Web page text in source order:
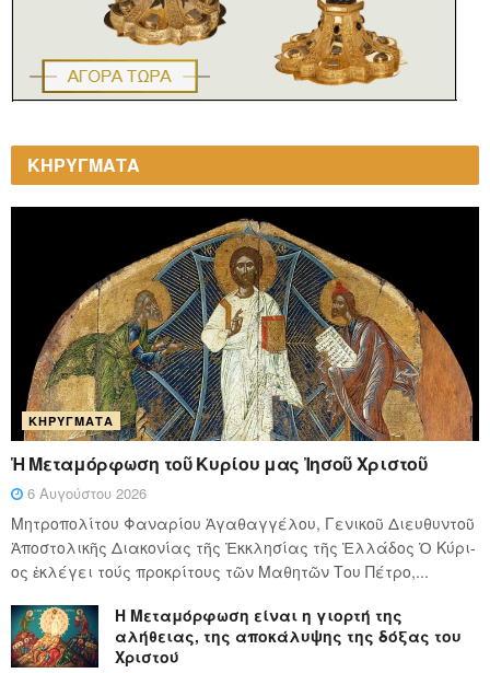
ΚΗΡΥΓΜΑΤΑ
ΚΗΡΎΓΜΑΤΑ
Ἡ Μεταμόρφωση τοῦ Κυρίου μας Ἰησοῦ Χριστοῦ
6 Αυγούστου 2026
Μητροπολίτου Φαναρίου Ἀγαθαγγέλου, Γενικοῦ Διευθυντοῦ
Ἀποστολικῆς Διακονίας τῆς Ἐκκλησίας τῆς Ἑλλάδος Ὁ Κύ­ρι­
ος ἐκλέγει τούς προ­κρί­τους τῶν Μα­θη­τῶν Του Πέ­τρο,...
Η Μεταμόρφωση είναι η γιορτή της
αλήθειας, της αποκάλυψης της δόξας του
Χριστού